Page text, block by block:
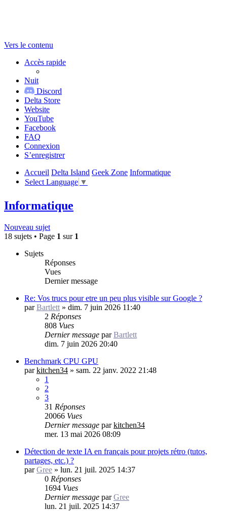
Vers le contenu
Accès rapide
Nuit
Discord
Delta Store
Website
YouTube
Facebook
FAQ
Connexion
S’enregistrer
Accueil Delta Island Geek Zone Informatique
Select Language ▼
Informatique
Nouveau sujet
18 sujets • Page 1 sur 1
Sujets
Réponses
Vues
Dernier message
Re: Vos trucs pour etre un peu plus visible sur Google ?
parBartlett » dim. 7 juin 2026 11:40
2 Réponses
808 Vues
Dernier message parBartlett
dim. 7 juin 2026 20:40
Benchmark CPU GPU
parkitchen34 » sam. 22 janv. 2022 21:48
1
2
3
31 Réponses
20066 Vues
Dernier message parkitchen34
mer. 13 mai 2026 08:09
Détection de texte IA en français pour projets rétro (tutos,
partages, etc.) ?
parGree » lun. 21 juil. 2025 14:37
0 Réponses
1694 Vues
Dernier message parGree
lun. 21 juil. 2025 14:37